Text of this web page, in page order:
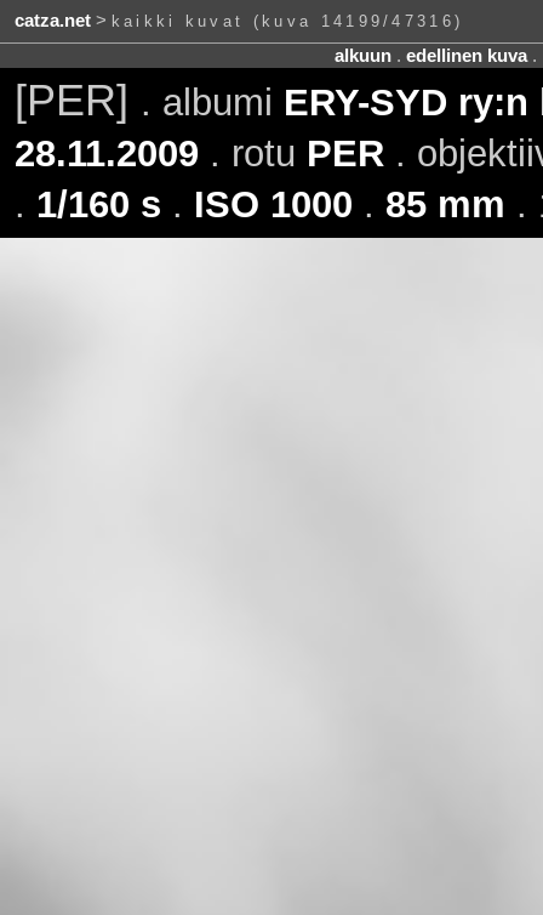
catza.net> kaikki kuvat (kuva 14199/47316)
alkuun. edellinen kuva.
[PER] . albumi ERY-SYD
28.11.2009 . rotu PER .
. 1/160 s . ISO 1000 . 85 mm .